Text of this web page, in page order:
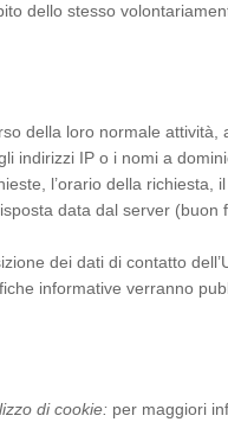
dello stesso
della loro normale attività,
indirizzi IP o i nomi a
l’orario della richiesta,
data dal server (buon
dei dati di contatto
informative verranno
di cookie: per maggiori